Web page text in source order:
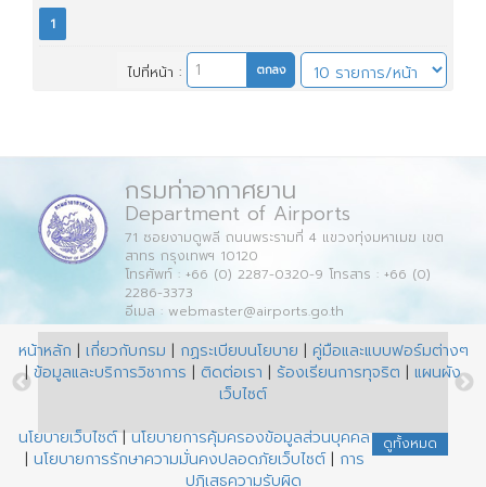
1
ไปที่หน้า :
กรมท่าอากาศยาน
Department of Airports
71 ซอยงามดูพลี ถนนพระรามที่ 4 แขวงทุ่งมหาเมฆ เขต
สาทร กรุงเทพฯ 10120
โทรศัพท์ : +66 (0) 2287-0320-9 โทรสาร : +66 (0)
2286-3373
อีเมล : webmaster@airports.go.th
ดูทั้งหมด
หน้าหลัก | เกี่ยวกับกรม | กฏระเบียบนโยบาย | คู่มือและแบบฟอร์มต่างๆ
|ข้อมูลและบริการวิชาการ | ติดต่อเรา | ร้องเรียนการทุจริต | แผนผัง
เว็บไซต์
นโยบายเว็บไซต์|นโยบายการคุ้มครองข้อมูลส่วนบุคคล
| นโยบายการรักษาความมั่นคงปลอดภัยเว็บไซต์| การ
ปฏิเสธความรับผิด